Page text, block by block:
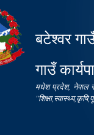
बटेश्वर
गाउँ
मधेश प्रदेश, नेपाल